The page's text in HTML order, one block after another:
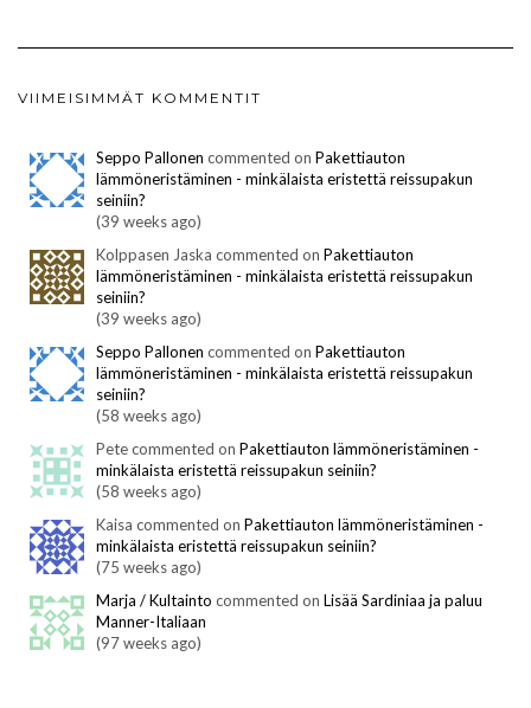
VIIMEISIMMÄT KOMMENTIT
Seppo Pallonen commented on Pakettiauton
lämmöneristäminen - minkälaista eristettä reissupakun
seiniin?
(39 weeks ago)
Kolppasen Jaska commented on Pakettiauton
lämmöneristäminen - minkälaista eristettä reissupakun
seiniin?
(39 weeks ago)
Seppo Pallonen commented on Pakettiauton
lämmöneristäminen - minkälaista eristettä reissupakun
seiniin?
(58 weeks ago)
Pete commented on Pakettiauton lämmöneristäminen -
minkälaista eristettä reissupakun seiniin?
(58 weeks ago)
Kaisa commented on Pakettiauton lämmöneristäminen -
minkälaista eristettä reissupakun seiniin?
(75 weeks ago)
Marja / Kultainto commented on Lisää Sardiniaa ja paluu
Manner-Italiaan
(97 weeks ago)